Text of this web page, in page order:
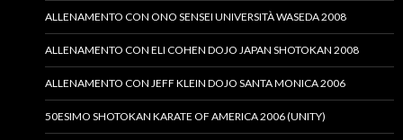
ALLENAMENTO CON ONO SENSEI UNIVERSITÀ WASEDA 2008
ALLENAMENTO CON ELI COHEN DOJO JAPAN SHOTOKAN 2008
ALLENAMENTO CON JEFF KLEIN DOJO SANTA MONICA 2006
50ESIMO SHOTOKAN KARATE OF AMERICA 2006 (UNITY)